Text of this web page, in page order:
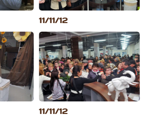
11/11/12
11/11/12